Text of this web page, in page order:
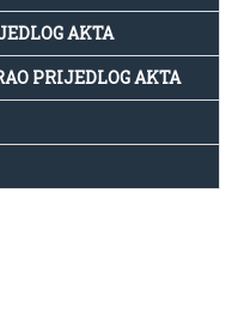
AKTA
PRIJEDLOG AKTA